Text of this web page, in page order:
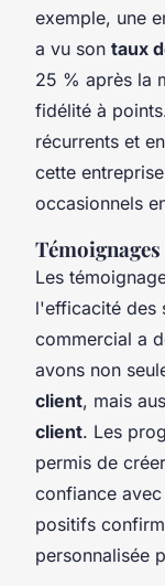
exemple, une
a vu son taux
25 % après la
fidélité à
récurrents et
cette
occasionnels
Les
l'efficacité des
commercial a
avons non
client, mais
client. Les
permis de
confiance
positifs
personnalisée